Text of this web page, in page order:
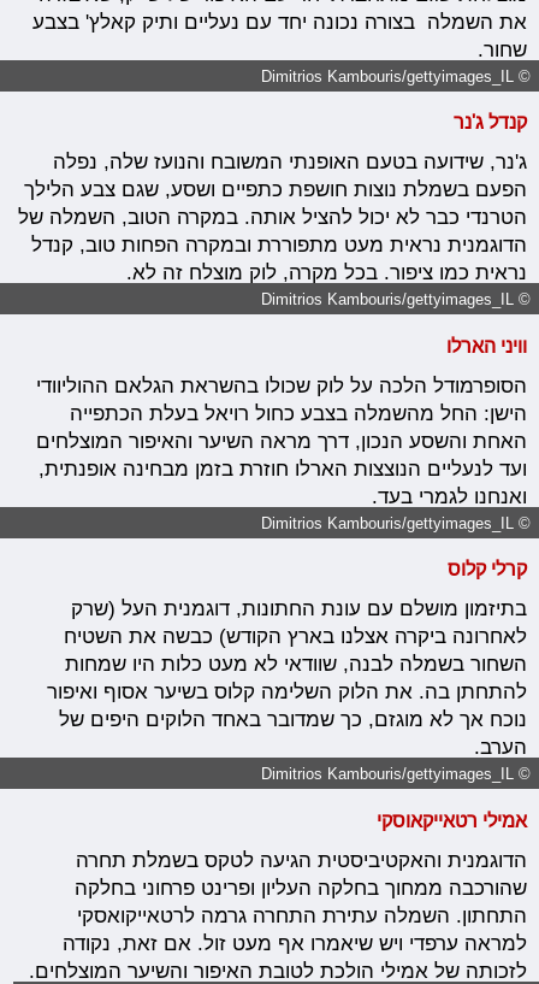
את השמלה בצורה נכונה יחד עם נעליים ותיק קאלץ' בצבע
שחור.
© Dimitrios Kambouris/gettyimages_IL
קנדל ג'נר
ג'נר, שידועה בטעם האופנתי המשובח והנועז שלה, נפלה
הפעם בשמלת נוצות חושפת כתפיים ושסע, שגם צבע הלילך
הטרנדי כבר לא יכול להציל אותה. במקרה הטוב, השמלה של
הדוגמנית נראית מעט מתפוררת ובמקרה הפחות טוב, קנדל
נראית כמו ציפור. בכל מקרה, לוק מוצלח זה לא.
© Dimitrios Kambouris/gettyimages_IL
וויני הארלו
הסופרמודל הלכה על לוק שכולו בהשראת הגלאם ההוליוודי
הישן: החל מהשמלה בצבע כחול רויאל בעלת הכתפייה
האחת והשסע הנכון, דרך מראה השיער והאיפור המוצלחים
ועד לנעליים הנוצצות הארלו חוזרת בזמן מבחינה אופנתית,
ואנחנו לגמרי בעד.
© Dimitrios Kambouris/gettyimages_IL
קרלי קלוס
בתיזמון מושלם עם עונת החתונות, דוגמנית העל (שרק
לאחרונה ביקרה אצלנו בארץ הקודש) כבשה את השטיח
השחור בשמלה לבנה, שוודאי לא מעט כלות היו שמחות
להתחתן בה. את הלוק השלימה קלוס בשיער אסוף ואיפור
נוכח אך לא מוגזם, כך שמדובר באחד הלוקים היפים של
הערב.
© Dimitrios Kambouris/gettyimages_IL
אמילי רטאייקאוסקי
הדוגמנית והאקטיביסטית הגיעה לטקס בשמלת תחרה
שהורכבה ממחוך בחלקה העליון ופרינט פרחוני בחלקה
התחתון. השמלה עתירת התחרה גרמה לרטאייקואסקי
למראה ערפדי ויש שיאמרו אף מעט זול. אם זאת, נקודה
לזכותה של אמילי הולכת לטובת האיפור והשיער המוצלחים.